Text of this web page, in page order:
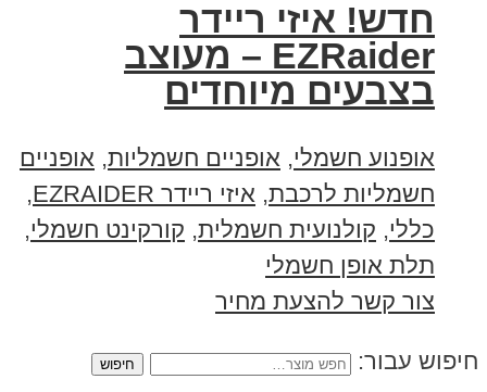
חדש! איזי ריידר
EZRaider – מעוצב
בצבעים מיוחדים
אופנוע חשמלי, אופניים חשמליות, אופניים
חשמליות לרכבת, איזי ריידר EZRAIDER
,
כללי, קולנועית חשמלית, קורקינט חשמלי,
תלת אופן חשמלי
צור קשר להצעת מחיר
חיפוש עבור: